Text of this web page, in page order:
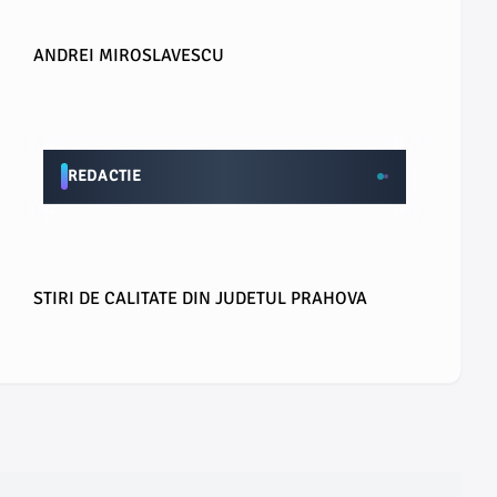
ANDREI MIROSLAVESCU
REDACTIE
STIRI DE CALITATE DIN JUDETUL PRAHOVA